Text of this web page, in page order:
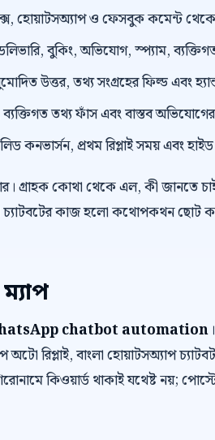
হোয়াটসঅ্যাপ ও ফেসবুক কমেন্ট থেকে
বুকিং, অভিযোগ, স্প্যাম,
উত্তর, তথ্য সংগ্রহের ফিল্ড এবং
ব্যক্তিগত তথ্য ফাঁস এবং বাস্তব
কনভার্সন, প্রথম রিপ্লাই সময় এবং
গ্রাহক কোথা থেকে এল, কী জানতে
কাজ হলো কথোপকথন ছোট
chatbot automation
রিপ্লাই, বাংলা হোয়াটসঅ্যাপ
কিওয়ার্ড থাকাই যথেষ্ট নয়;